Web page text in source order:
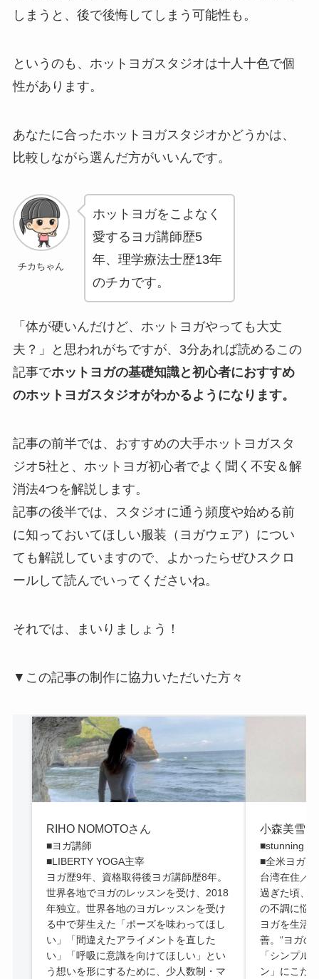
しまうと、後で後悔してしまう可能性も。
というのも、ホットヨガスタジオは十人十色で個
性があります。
あなたに合ったホットヨガスタジオかどうかは、
比較しながら選んだ方がいいんです。
チカちゃん
ホットヨガをこよなく
愛するヨガ講師歴5
年、理学療法士歴13年
のチカです。
「体が硬いんだけど、ホットヨガやっても大丈
夫？」と思われがちですが、3分あれば読めるこの
記事でホットヨガの基礎知識と初心者におすすめ
のホットヨガスタジオがわかるようになります。
記事の前半では、おすすめの大手ホットヨガスタ
ジオ5社と、ホットヨガ初心者でよく聞く不安＆解
消法4つを解説します。
記事の後半では、スタジオに通う頻度や始める前
に知っておいてほしい服装（ヨガウェア）につい
ても解説していますので、よかったらぜひスクロ
ールして読んでいってくださいね。
それでは、まいりましょう！
▼この記事の制作に協力いただいた方々
RIHO NOMOTOさん
■ヨガ講師
■LIBERTY YOGA主宰
ヨガ歴9年、資格取得後ヨガ講師歴8年。
世界各地でヨガのレッスンを受け、2018
年独立。世界各地のヨガレッスンを受け
る中で芽生えた「ポーズを味わってほし
い」「間違えたアライメントを直した
い」「呼吸に意識を向けてほしい」とい
う想いを形にするために、少人数制・マ
小森美雪さ
■stunning
■全米ヨガア
台湾在住／
過ぎた頃、
の不調に悩
ヨガを生活
善。“ヨガの
「シンプル
ン」にこだ